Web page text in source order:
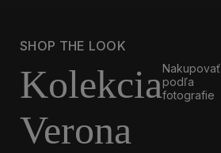
SHOP THE LOOK
Kolekcia
Verona
Nakupovať
podľa
fotografie